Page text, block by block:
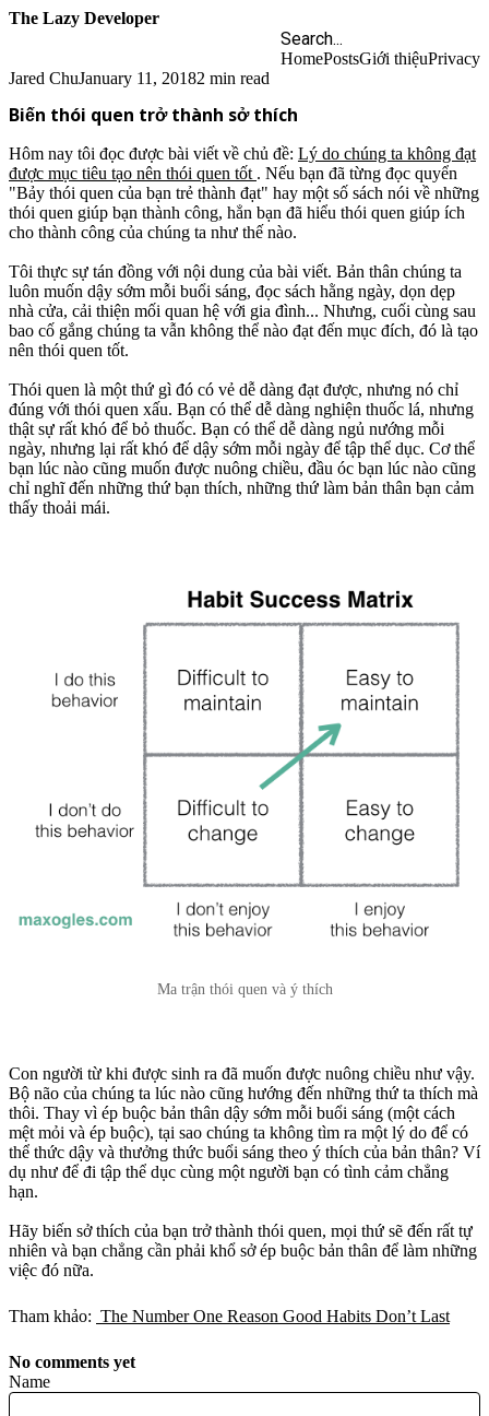
The Lazy Developer
HomePostsGiới thiệuPrivacy
Jared ChuJanuary 11, 20182 min read
Biến thói quen trở thành sở thích
Hôm nay tôi đọc được bài viết về chủ đề: Lý do chúng ta không đạt
được mục tiêu tạo nên thói quen tốt . Nếu bạn đã từng đọc quyển
"Bảy thói quen của bạn trẻ thành đạt" hay một số sách nói về những
thói quen giúp bạn thành công, hẳn bạn đã hiểu thói quen giúp ích
cho thành công của chúng ta như thế nào.
Tôi thực sự tán đồng với nội dung của bài viết. Bản thân chúng ta
luôn muốn dậy sớm mỗi buổi sáng, đọc sách hằng ngày, dọn dẹp
nhà cửa, cải thiện mối quan hệ với gia đình... Nhưng, cuối cùng sau
bao cố gắng chúng ta vẫn không thể nào đạt đến mục đích, đó là tạo
nên thói quen tốt.
Thói quen là một thứ gì đó có vẻ dễ dàng đạt được, nhưng nó chỉ
đúng với thói quen xấu. Bạn có thể dễ dàng nghiện thuốc lá, nhưng
thật sự rất khó để bỏ thuốc. Bạn có thể dễ dàng ngủ nướng mỗi
ngày, nhưng lại rất khó để dậy sớm mỗi ngày để tập thể dục. Cơ thể
bạn lúc nào cũng muốn được nuông chiều, đầu óc bạn lúc nào cũng
chỉ nghĩ đến những thứ bạn thích, những thứ làm bản thân bạn cảm
thấy thoải mái.
Ma trận thói quen và ý thích
Con người từ khi được sinh ra đã muốn được nuông chiều như vậy.
Bộ não của chúng ta lúc nào cũng hướng đến những thứ ta thích mà
thôi. Thay vì ép buộc bản thân dậy sớm mỗi buổi sáng (một cách
mệt mỏi và ép buộc), tại sao chúng ta không tìm ra một lý do để có
thể thức dậy và thưởng thức buổi sáng theo ý thích của bản thân? Ví
dụ như để đi tập thể dục cùng một người bạn có tình cảm chẳng
hạn.
Hãy biến sở thích của bạn trở thành thói quen, mọi thứ sẽ đến rất tự
nhiên và bạn chẳng cần phải khổ sở ép buộc bản thân để làm những
việc đó nữa.
Tham khảo: The Number One Reason Good Habits Don’t Last
No comments yet
Name